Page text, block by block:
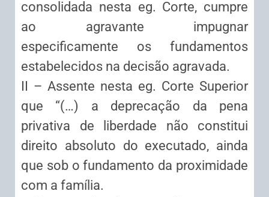
consolidada nesta eg. Corte, cumpre
ao agravante impugnar
especificamente os fundamentos
estabelecidos na decisão agravada.
II – Assente nesta eg. Corte Superior
que “(…) a deprecação da pena
privativa de liberdade não constitui
direito absoluto do executado, ainda
que sob o fundamento da proximidade
com a família.